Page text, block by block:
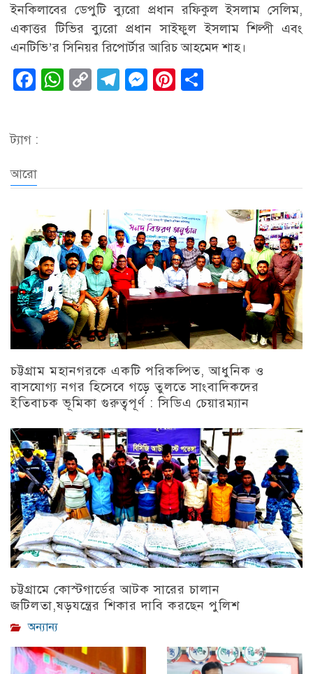
ইনকিলাবের ডেপুটি ব্যুরো প্রধান রফিকুল ইসলাম সেলিম,
একাত্তর টিভির ব্যুরো প্রধান সাইফুল ইসলাম শিল্পী এবং
এনটিভি’র সিনিয়র রিপোর্টার আরিচ আহমেদ শাহ।
Facebook
WhatsApp
CopyTelegram
Messenger
Pinterest
ট্যাগ :
আরো
চট্টগ্রাম মহানগরকে একটি পরিকল্পিত, আধুনিক ও
বাসযোগ্য নগর হিসেবে গড়ে তুলতে সাংবাদিকদের
ইতিবাচক ভূমিকা গুরুত্বপূর্ণ : সিডিএ চেয়ারম্যান
চট্টগ্রামে কোস্টগার্ডের আটক সারের চালান
জটিলতা,ষড়যন্ত্রের শিকার দাবি করছেন পুলিশ
অন্যান্য